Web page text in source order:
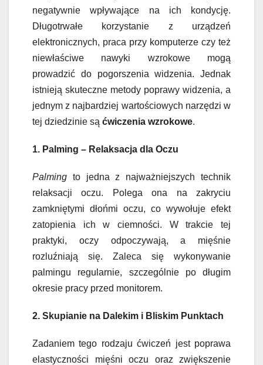
negatywnie wpływające na ich kondycję.
Długotrwałe korzystanie z urządzeń
elektronicznych, praca przy komputerze czy też
niewłaściwe nawyki wzrokowe mogą
prowadzić do pogorszenia widzenia. Jednak
istnieją skuteczne metody poprawy widzenia, a
jednym z najbardziej wartościowych narzędzi w
tej dziedzinie są ćwiczenia wzrokowe.
1. Palming – Relaksacja dla Oczu
Palming to jedna z najważniejszych technik
relaksacji oczu. Polega ona na zakryciu
zamkniętymi dłońmi oczu, co wywołuje efekt
zatopienia ich w ciemności. W trakcie tej
praktyki, oczy odpoczywają, a mięśnie
rozluźniają się. Zaleca się wykonywanie
palmingu regularnie, szczególnie po długim
okresie pracy przed monitorem.
2. Skupianie na Dalekim i Bliskim Punktach
Zadaniem tego rodzaju ćwiczeń jest poprawa
elastyczności mięśni oczu oraz zwiększenie